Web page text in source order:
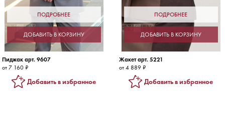
ПОДРОБНЕЕ
ДОБАВИТЬ В КОРЗИНУ
Пиджак арт. 9607
от 7 160 ₽
Добавить в избранное
ПОДРОБНЕЕ
ДОБАВИТЬ В КОРЗИНУ
Жакет арт. 5221
от 4 889 ₽
Добавить в избранное